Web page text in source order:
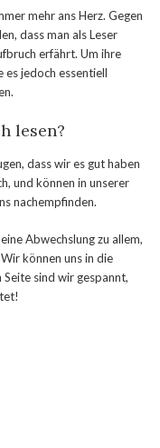
mehr ans Herz. Gegen
dass man als Leser
erfährt. Um ihre
es jedoch essentiell
lesen?
dass wir es gut haben
und können in unserer
nachempfinden.
Abwechslung zu allem,
können uns in die
Seite sind wir gespannt,